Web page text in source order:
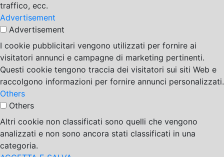
traffico, ecc.
Advertisement
Advertisement
I cookie pubblicitari vengono utilizzati per fornire ai
visitatori annunci e campagne di marketing pertinenti.
Questi cookie tengono traccia dei visitatori sui siti Web e
raccolgono informazioni per fornire annunci personalizzati.
Others
Others
Altri cookie non classificati sono quelli che vengono
analizzati e non sono ancora stati classificati in una
categoria.